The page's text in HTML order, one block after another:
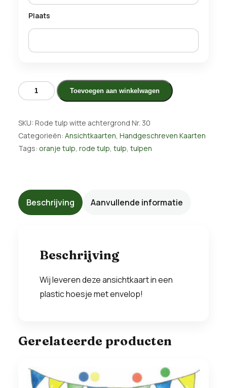
Plaats
Rode
tulp
achtergrond
aantal
Toevoegen aan winkelwagen
SKU: Rode tulp witte achtergrond Nr. 30
Categorieën: Ansichtkaarten, Handgeschreven Kaarten
Tags: oranje tulp, rode tulp, tulp, tulpen
Beschrijving Aanvullende informatie
Beschrijving
Wij leveren deze ansichtkaart in een
plastic hoesje met envelop!
Gerelateerde producten